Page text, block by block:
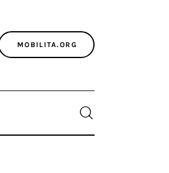
MOBILITA.ORG